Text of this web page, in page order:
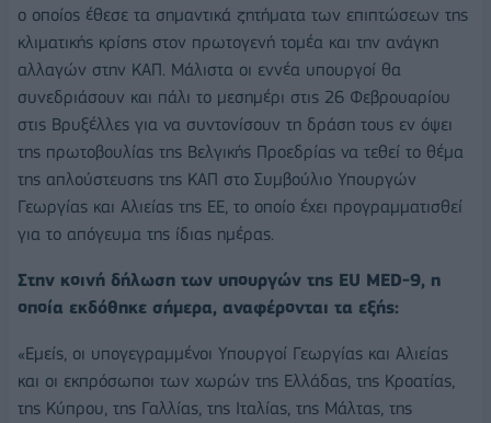
ο οποίος έθεσε τα σημαντικά ζητήματα των επιπτώσεων της
κλιματικής κρίσης στον πρωτογενή τομέα και την ανάγκη
αλλαγών στην ΚΑΠ. Μάλιστα οι εννέα υπουργοί θα
συνεδριάσουν και πάλι το μεσημέρι στις 26 Φεβρουαρίου
στις Βρυξέλλες για να συντονίσουν τη δράση τους εν όψει
της πρωτοβουλίας της Βελγικής Προεδρίας να τεθεί το θέμα
της απλούστευσης της ΚΑΠ στο Συμβούλιο Υπουργών
Γεωργίας και Αλιείας της ΕΕ, το οποίο έχει προγραμματισθεί
για το απόγευμα της ίδιας ημέρας.
Στην κοινή δήλωση των υπουργών της EU MED-9, η
οποία εκδόθηκε σήμερα, αναφέρονται τα εξής:
«Εμείς, οι υπογεγραμμένοι Υπουργοί Γεωργίας και Αλιείας
και οι εκπρόσωποι των χωρών της Ελλάδας, της Κροατίας,
της Κύπρου, της Γαλλίας, της Ιταλίας, της Μάλτας, της